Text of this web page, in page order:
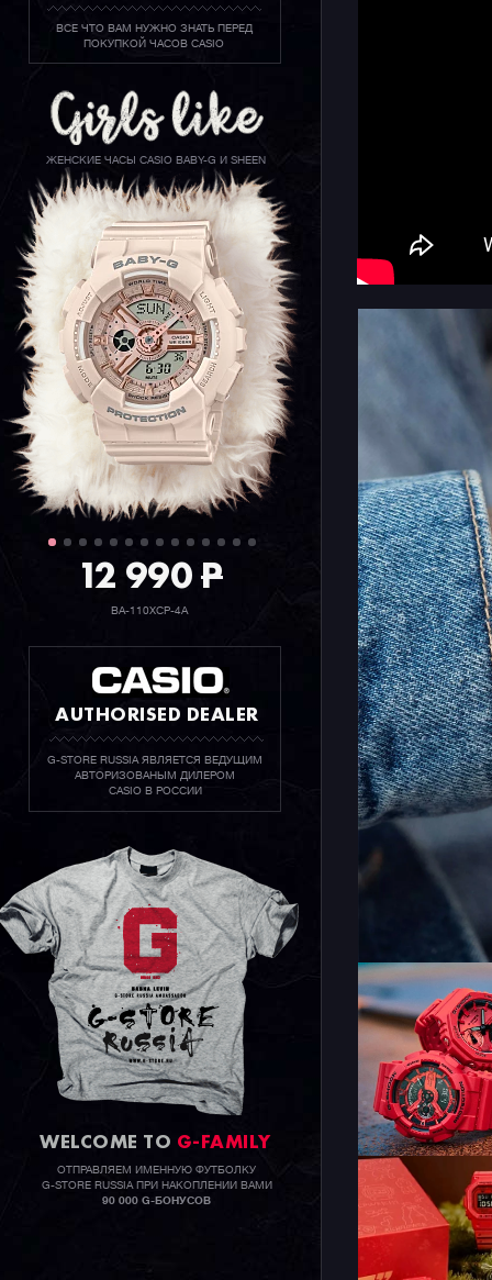
ВСЕ ЧТО ВАМ НУЖНО ЗНАТЬ ПЕРЕД
ПОКУПКОЙ ЧАСОВ CASIO
ЖЕНСКИЕ ЧАСЫ CASIO BABY-G И SHEEN
12 990P
BA-110XCP-4A
AUTHORISED DEALER
G-STORE RUSSIA ЯВЛЯЕТСЯ ВЕДУЩИМ
АВТОРИЗОВАНЫМ ДИЛЕРОМ
CASIO В РОССИИ
WELCOME TO G-FAMILY
ОТПРАВЛЯЕМ ИМЕННУЮ ФУТБОЛКУ
G-STORE RUSSIA ПРИ НАКОПЛЕНИИ ВАМИ
90 000 G-БОНУСОВ